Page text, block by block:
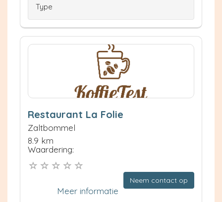
Type
Restaurant La Folie
Zaltbommel
8.9 km
Waardering:
Neem contact op
Meer informatie